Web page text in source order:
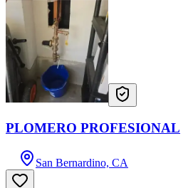
PLOMERO PROFESIONAL
San Bernardino, CA